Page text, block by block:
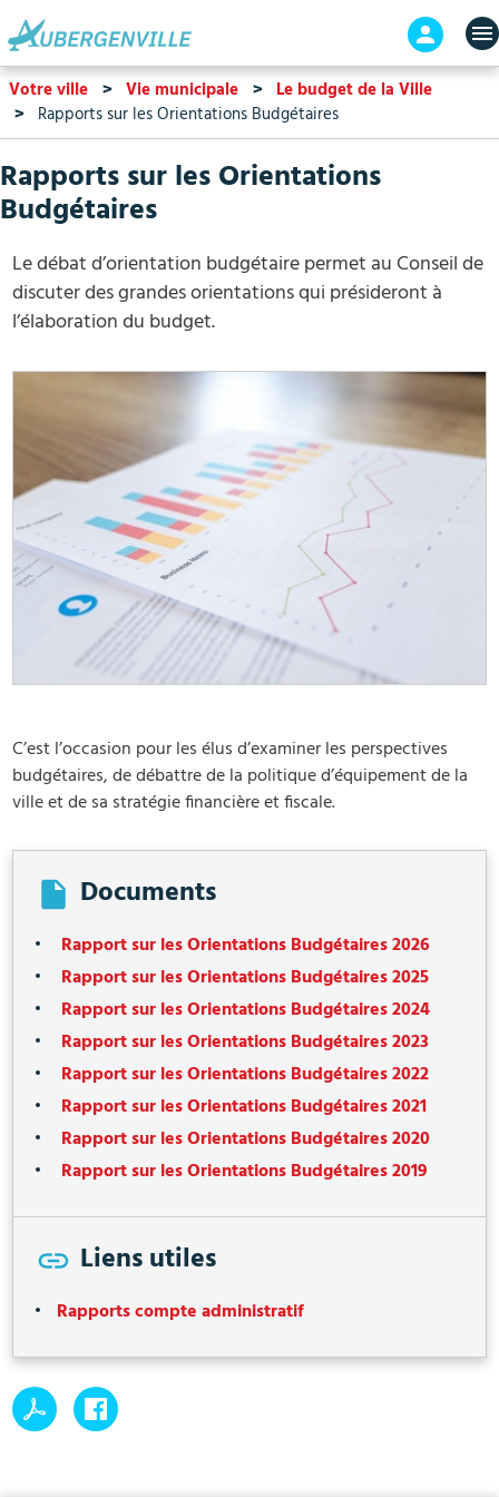
contenu
principal
En-
tête
-
Votre ville Vie municipale
Le budget de la Ville
Rapports sur les Orientations Budgétaires
Rapports sur les Orientations
Budgétaires
Le débat d’orientation budgétaire permet au Conseil de
discuter des grandes orientations qui présideront à
l’élaboration du budget.
C’est l’occasion pour les élus d’examiner les perspectives
budgétaires, de débattre de la politique d’équipement de la
ville et de sa stratégie financière et fiscale.
Documents
Rapport sur les Orientations Budgétaires 2026
Rapport sur les Orientations Budgétaires 2025
Rapport sur les Orientations Budgétaires 2024
Rapport sur les Orientations Budgétaires 2023
Rapport sur les Orientations Budgétaires 2022
Rapport sur les Orientations Budgétaires 2021
Rapport sur les Orientations Budgétaires 2020
Rapport sur les Orientations Budgétaires 2019
Liens utiles
Rapports compte administratif